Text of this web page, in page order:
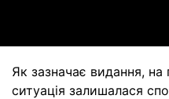
Як зазначає видання, на
ситуація залишалася